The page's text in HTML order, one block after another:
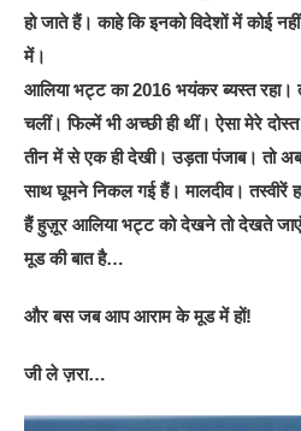
हो जाते हैं। काहे कि इनको विदेशों में कोई
में।
आलिया भट्ट का 2016 भयंकर ब्यस्त रहा।
चलीं। फिल्में भी अच्छी ही थीं। ऐसा मेरे
तीन में से एक ही देखी। उड़ता पंजाब। तो अब
साथ घूमने निकल गई हैं। मालदीव। तस्वीरें
हैं हुज़ूर आलिया भट्ट को देखने तो देखते
मूड की बात है…
और बस जब आप आराम के मूड में हों!
जी ले ज़रा…